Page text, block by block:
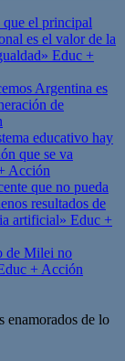
el principal
es el valor de la
Educ +
Argentina es
de
educativo hay
que se va
Acción
que no pueda
resultados de
artificial» Educ +
de Milei no
+ Acción
enamorados de lo